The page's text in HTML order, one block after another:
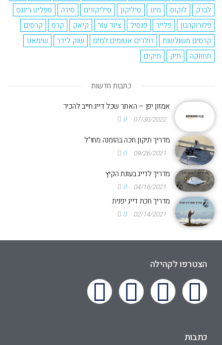
לברק
לוקוס מינו סיליקון סיליקונים סירה
ספליט רינגס
פלורוקרבון
פלייר פנסיל ציוד עזר קיאק קרס
קרסים
קרסים משולשות
רולרים אטומים למים שוק לידר
שימאנו
תחזוקה
תיק תיקים
כתבות חדשות
אמזון יפן – האתר שכל דייג חייב להכיר
07/30/2022
0
מדריך תיקון חכה בהזמנה מחו"ל
09/26/2021
0
מדריך לדייג בעונת הקיץ
04/16/2021
0
מדריך חכת דייג יפנית
02/14/2021
0
הצטרפו לקהילה
כתבות